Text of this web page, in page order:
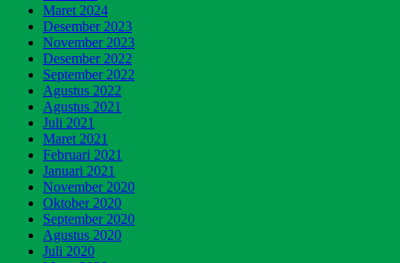
Maret 2024
Desember 2023
November 2023
Desember 2022
September 2022
Agustus 2022
Agustus 2021
Juli 2021
Maret 2021
Februari 2021
Januari 2021
November 2020
Oktober 2020
September 2020
Agustus 2020
Juli 2020